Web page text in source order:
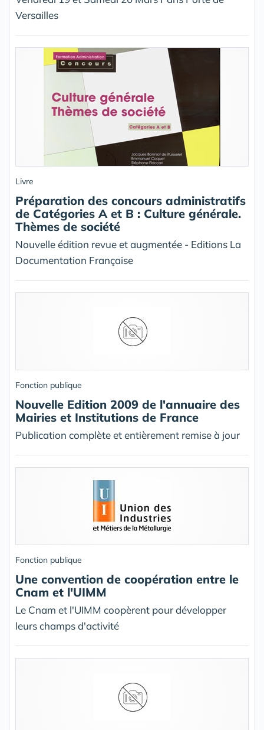
Versailles
Livre
Préparation des concours administratifs
de Catégories A et B : Culture générale.
Thèmes de société
Nouvelle édition revue et augmentée - Editions La
Documentation Française
Fonction publique
Nouvelle Edition 2009 de l'annuaire des
Mairies et Institutions de France
Publication complète et entièrement remise à jour
Fonction publique
Une convention de coopération entre le
Cnam et l'UIMM
Le Cnam et l'UIMM coopèrent pour développer
leurs champs d'activité